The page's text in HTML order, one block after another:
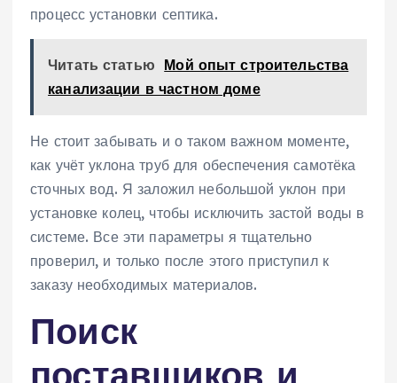
процесс установки септика.
Читать статью Мой опыт строительства
канализации в частном доме
Не стоит забывать и о таком важном моменте‚
как учёт уклона труб для обеспечения самотёка
сточных вод. Я заложил небольшой уклон при
установке колец‚ чтобы исключить застой воды в
системе. Все эти параметры я тщательно
проверил‚ и только после этого приступил к
заказу необходимых материалов.
Поиск